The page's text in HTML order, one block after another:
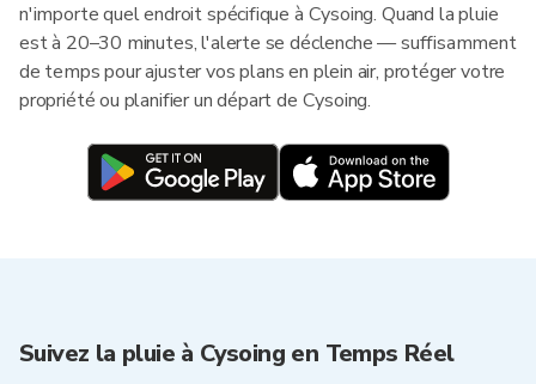
n'importe quel endroit spécifique à Cysoing. Quand la pluie
est à 20–30 minutes, l'alerte se déclenche — suffisamment
de temps pour ajuster vos plans en plein air, protéger votre
propriété ou planifier un départ de Cysoing.
Suivez la pluie à Cysoing en Temps Réel